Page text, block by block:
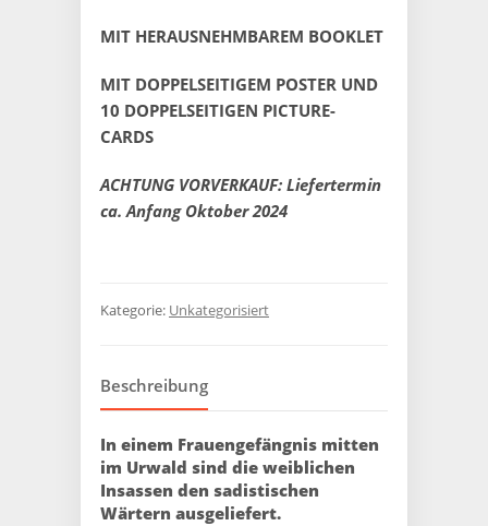
MIT HERAUSNEHMBAREM BOOKLET
MIT DOPPELSEITIGEM POSTER UND
10 DOPPELSEITIGEN PICTURE-
CARDS
ACHTUNG VORVERKAUF: Liefertermin
ca. Anfang Oktober 2024
Kategorie: Unkategorisiert
Beschreibung
In einem Frauengefängnis mitten
im Urwald sind die weiblichen
Insassen den sadistischen
Wärtern ausgeliefert.